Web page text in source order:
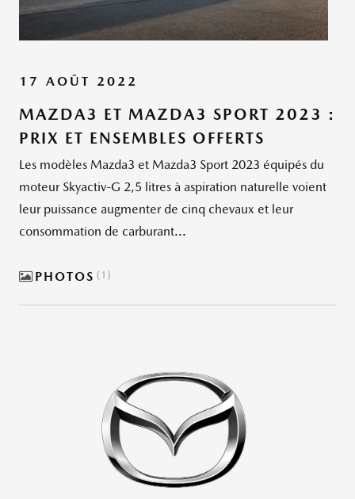
17 AOÛT 2022
MAZDA3 ET MAZDA3 SPORT 2023 :
PRIX ET ENSEMBLES OFFERTS
Les modèles Mazda3 et Mazda3 Sport 2023 équipés du
moteur Skyactiv-G 2,5 litres à aspiration naturelle voient
leur puissance augmenter de cinq chevaux et leur
consommation de carburant...
PHOTOS 1